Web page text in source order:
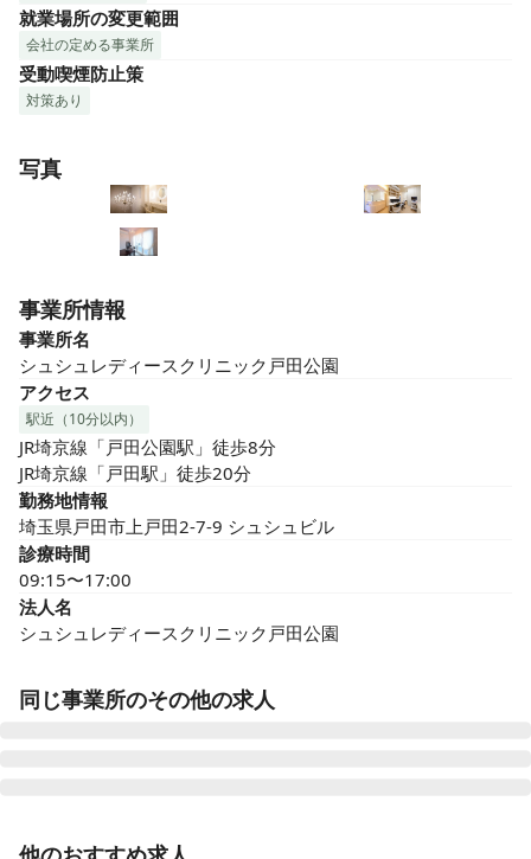
就業場所の変更範囲
会社の定める事業所
受動喫煙防止策
対策あり
写真
事業所情報
事業所名
シュシュレディースクリニック戸田公園
アクセス
駅近（10分以内）
JR埼京線「戸田公園駅」徒歩8分
JR埼京線「戸田駅」徒歩20分
勤務地情報
埼玉県戸田市上戸田2-7-9 シュシュビル
診療時間
09:15〜17:00
法人名
シュシュレディースクリニック戸田公園
同じ事業所のその他の求人
正看護師 パート・アルバイト